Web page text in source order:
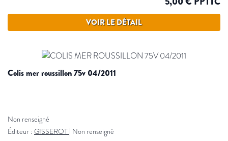
VOIR LE DÉTAIL
colis mer roussillon 75v 04/2011
Non renseigné
Éditeur : GISSEROT | Non renseigné